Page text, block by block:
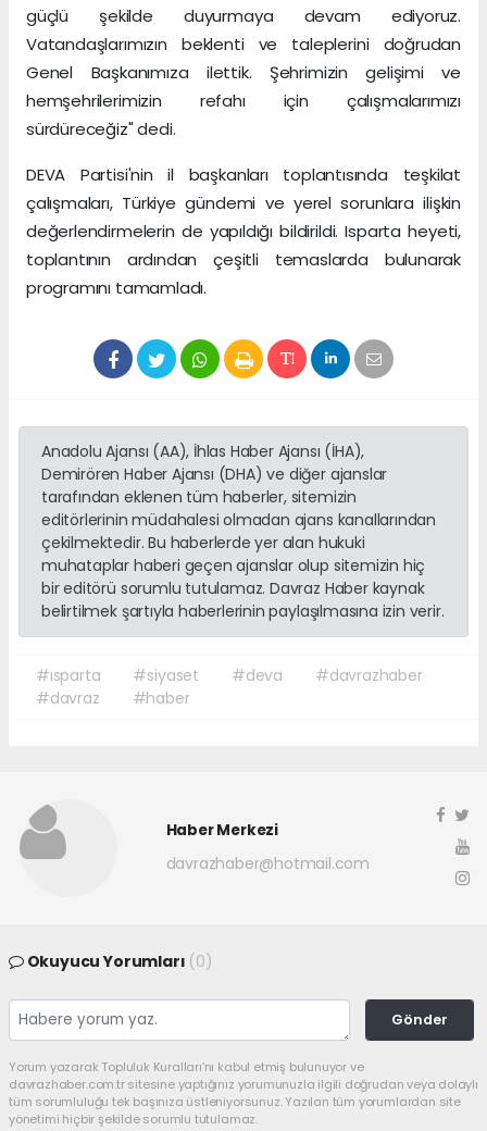
güçlü şekilde duyurmaya devam ediyoruz.
Vatandaşlarımızın beklenti ve taleplerini doğrudan
Genel Başkanımıza ilettik. Şehrimizin gelişimi ve
hemşehrilerimizin refahı için çalışmalarımızı
sürdüreceğiz" dedi.
DEVA Partisi'nin il başkanları toplantısında teşkilat
çalışmaları, Türkiye gündemi ve yerel sorunlara ilişkin
değerlendirmelerin de yapıldığı bildirildi. Isparta heyeti,
toplantının ardından çeşitli temaslarda bulunarak
programını tamamladı.
Anadolu Ajansı (AA), İhlas Haber Ajansı (İHA),
Demirören Haber Ajansı (DHA) ve diğer ajanslar
tarafından eklenen tüm haberler, sitemizin
editörlerinin müdahalesi olmadan ajans kanallarından
çekilmektedir. Bu haberlerde yer alan hukuki
muhataplar haberi geçen ajanslar olup sitemizin hiç
bir editörü sorumlu tutulamaz. Davraz Haber kaynak
belirtilmek şartıyla haberlerinin paylaşılmasına izin verir.
#ısparta #siyaset #deva
#davrazhaber
#davraz
#haber
Haber Merkezi
davrazhaber@hotmail.com
Okuyucu Yorumları (0)
Gönder
Yorum yazarak Topluluk Kuralları’nı kabul etmiş bulunuyor ve
davrazhaber.com.tr sitesine yaptığınız yorumunuzla ilgili doğrudan veya dolaylı
tüm sorumluluğu tek başınıza üstleniyorsunuz. Yazılan tüm yorumlardan site
yönetimi hiçbir şekilde sorumlu tutulamaz.